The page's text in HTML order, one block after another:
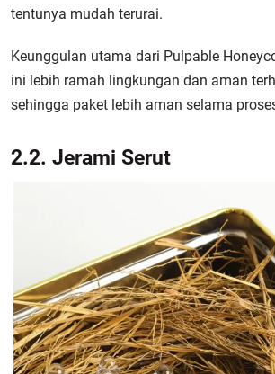
tentunya mudah terurai.
Keunggulan utama dari Pulpable
ini lebih ramah lingkungan dan aman
sehingga paket lebih aman selama
2.2. Jerami Serut